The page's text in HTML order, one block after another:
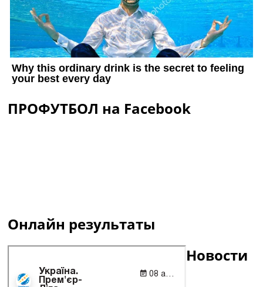
ПРОФУТБОЛ на Facebook
Онлайн результаты
Новости